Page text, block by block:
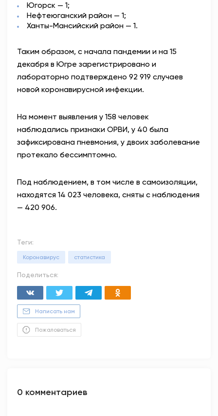
Югорск — 1;
Нефтеюганский район — 1;
Ханты-Мансийский район — 1.
Таким образом, с начала пандемии и на 15
декабря в Югре зарегистрировано и
лабораторно подтверждено 92 919 случаев
новой коронавирусной инфекции.
На момент выявления у 158 человек
наблюдались признаки ОРВИ, у 40 была
зафиксирована пневмония, у двоих заболевание
протекало бессимптомно.
Под наблюдением, в том числе в самоизоляции,
находятся 14 023 человека, сняты с наблюдения
— 420 906.
Теги:
Коронавирус статистика
Поделиться:
Написать нам
Пожаловаться
0 комментариев